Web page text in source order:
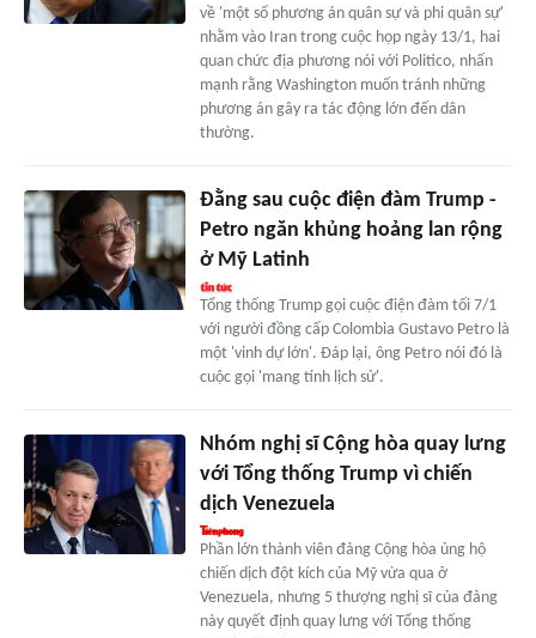
về 'một số phương án quân sự và phi quân sự'
nhằm vào Iran trong cuộc họp ngày 13/1, hai
quan chức địa phương nói với Politico, nhấn
mạnh rằng Washington muốn tránh những
phương án gây ra tác động lớn đến dân
thường.
Đằng sau cuộc điện đàm Trump -
Petro ngăn khủng hoảng lan rộng
ở Mỹ Latinh
Tổng thống Trump gọi cuộc điện đàm tối 7/1
với người đồng cấp Colombia Gustavo Petro là
một 'vinh dự lớn'. Đáp lại, ông Petro nói đó là
cuộc gọi 'mang tính lịch sử'.
Nhóm nghị sĩ Cộng hòa quay lưng
với Tổng thống Trump vì chiến
dịch Venezuela
Phần lớn thành viên đảng Cộng hòa ủng hộ
chiến dịch đột kích của Mỹ vừa qua ở
Venezuela, nhưng 5 thượng nghị sĩ của đảng
này quyết định quay lưng với Tổng thống